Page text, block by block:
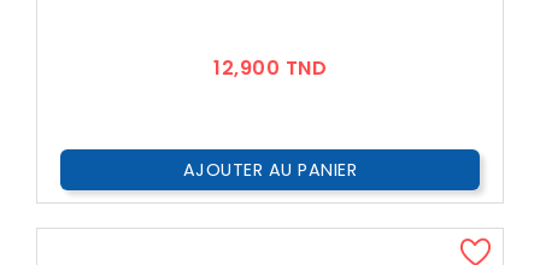
12,900 TND
AJOUTER AU PANIER